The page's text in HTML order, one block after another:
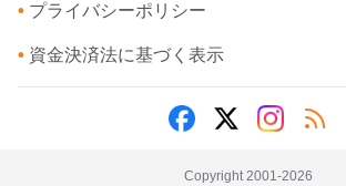
• プライバシーポリシー
• 資金決済法に基づく表示
Copyright 2001-2026